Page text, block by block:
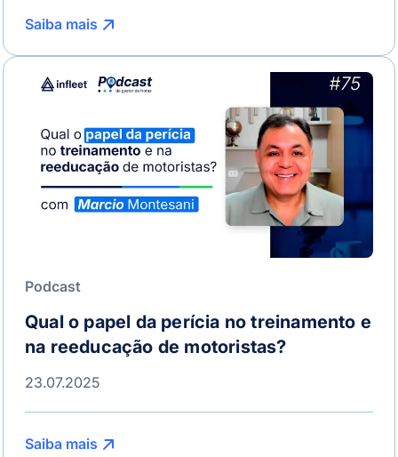
Saiba mais
Podcast
Qual o papel da perícia no treinamento e
na reeducação de motoristas?
23.07.2025
Saiba mais